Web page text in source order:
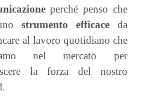
perché penso che
strumento efficaceda
al lavoro quotidiano che
nel mercato per
la forza del nostro